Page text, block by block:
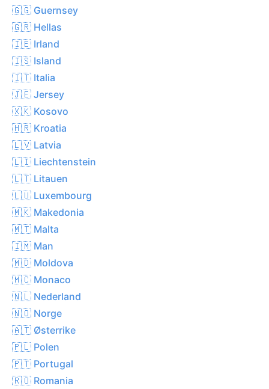
🇬🇬 Guernsey
🇬🇷 Hellas
🇮🇪 Irland
🇮🇸 Island
🇮🇹 Italia
🇯🇪 Jersey
🇽🇰 Kosovo
🇭🇷 Kroatia
🇱🇻 Latvia
🇱🇮 Liechtenstein
🇱🇹 Litauen
🇱🇺 Luxembourg
🇲🇰 Makedonia
🇲🇹 Malta
🇮🇲 Man
🇲🇩 Moldova
🇲🇨 Monaco
🇳🇱 Nederland
🇳🇴 Norge
🇦🇹 Østerrike
🇵🇱 Polen
🇵🇹 Portugal
🇷🇴 Romania